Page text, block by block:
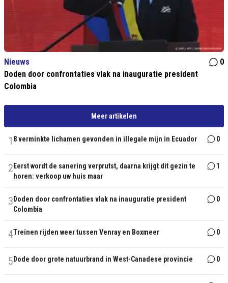
Nieuws
0
Doden door confrontaties vlak na inauguratie president
Colombia
Meer artikelen
1 8 verminkte lichamen gevonden in illegale mijn in Ecuador 0
2 Eerst wordt de sanering verprutst, daarna krijgt dit gezin te
horen: verkoop uw huis maar
1
3 Doden door confrontaties vlak na inauguratie president
Colombia
0
4Treinen rijden weer tussen Venray en Boxmeer 0
5 Dode door grote natuurbrand in West-Canadese provincie 0